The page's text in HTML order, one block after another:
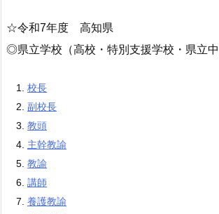
☆令和7年度 高知県
◎県立学校（高校・特別支援学校・県立中
校長
副校長
教頭
主幹教諭
教諭
講師
養護教諭